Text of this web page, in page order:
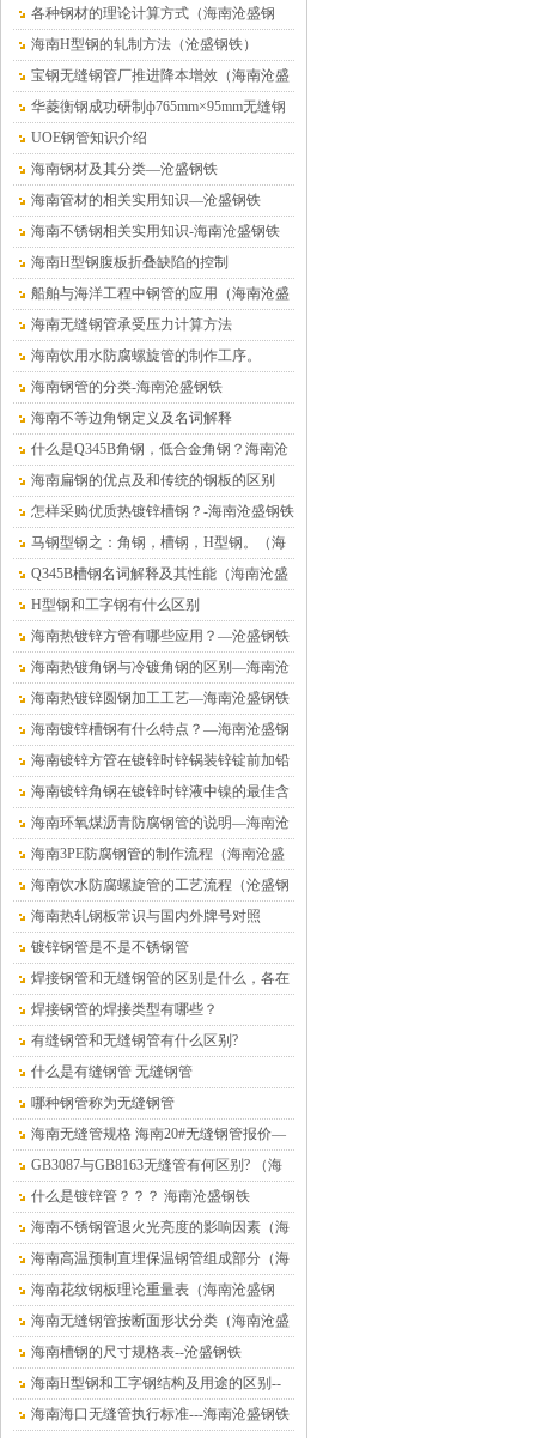
各种钢材的理论计算方式（海南沧盛钢
铁）
海南H型钢的轧制方法（沧盛钢铁）
宝钢无缝钢管厂推进降本增效（海南沧盛
钢铁）
华菱衡钢成功研制ф765mm×95mm无缝钢
管（海南沧盛）
UOE钢管知识介绍
海南钢材及其分类—沧盛钢铁
海南管材的相关实用知识—沧盛钢铁
海南不锈钢相关实用知识-海南沧盛钢铁
海南H型钢腹板折叠缺陷的控制
船舶与海洋工程中钢管的应用（海南沧盛
钢铁）
海南无缝钢管承受压力计算方法
海南饮用水防腐螺旋管的制作工序。
海南钢管的分类-海南沧盛钢铁
海南不等边角钢定义及名词解释
什么是Q345B角钢，低合金角钢？海南沧
盛钢铁
海南扁钢的优点及和传统的钢板的区别
怎样采购优质热镀锌槽钢？-海南沧盛钢铁
马钢型钢之：角钢，槽钢，H型钢。（海
南沧盛钢铁）
Q345B槽钢名词解释及其性能（海南沧盛
钢铁）
H型钢和工字钢有什么区别
海南热镀锌方管有哪些应用？—沧盛钢铁
海南热镀角钢与冷镀角钢的区别—海南沧
盛钢铁
海南热镀锌圆钢加工工艺—海南沧盛钢铁
海南镀锌槽钢有什么特点？—海南沧盛钢
铁
海南镀锌方管在镀锌时锌锅装锌锭前加铅
的危害—海南沧盛钢铁
海南镀锌角钢在镀锌时锌液中镍的最佳含
量值—沧盛钢铁
海南环氧煤沥青防腐钢管的说明—海南沧
盛钢铁
海南3PE防腐钢管的制作流程（海南沧盛
钢铁）
海南饮水防腐螺旋管的工艺流程（沧盛钢
铁）
海南热轧钢板常识与国内外牌号对照
镀锌钢管是不是不锈钢管
焊接钢管和无缝钢管的区别是什么，各在
什么情况下使用？
焊接钢管的焊接类型有哪些？
有缝钢管和无缝钢管有什么区别?
什么是有缝钢管 无缝钢管
哪种钢管称为无缝钢管
海南无缝管规格 海南20#无缝钢管报价—
海南沧盛钢材
GB3087与GB8163无缝管有何区别? （海
南沧盛钢铁）
什么是镀锌管？？？ 海南沧盛钢铁
海南不锈钢管退火光亮度的影响因素（海
南沧盛钢铁）
海南高温预制直埋保温钢管组成部分（海
南沧盛钢铁）
海南花纹钢板理论重量表（海南沧盛钢
铁）
海南无缝钢管按断面形状分类（海南沧盛
钢铁）
海南槽钢的尺寸规格表--沧盛钢铁
海南H型钢和工字钢结构及用途的区别--
沧盛钢铁
海南海口无缝管执行标准---海南沧盛钢铁